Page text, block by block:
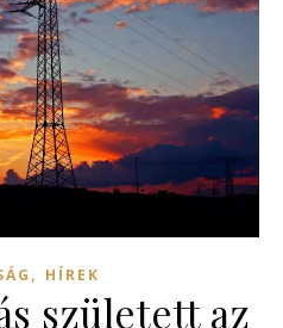
, HÍREK
született az